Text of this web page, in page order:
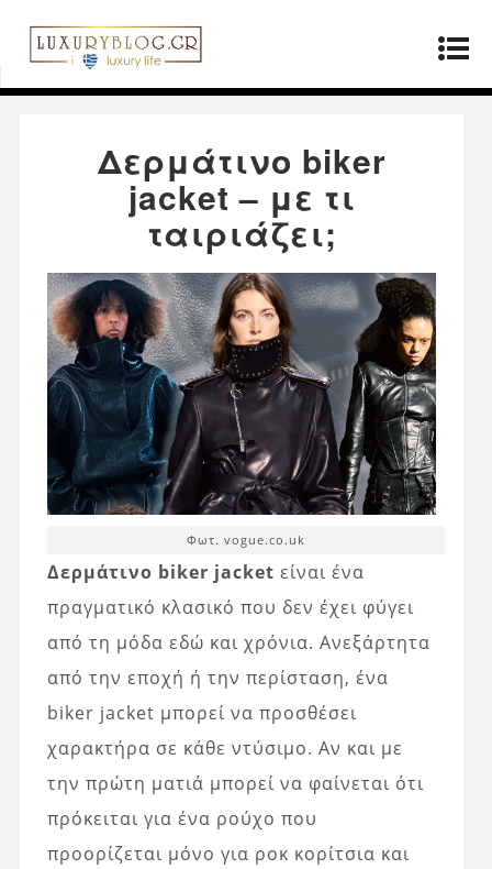
Αρχική σελίδα»Μόδα
Δερμάτινο biker jacket –
με τι ταιριάζει;
Δερμάτινο biker
jacket – με τι
ταιριάζει;
Φωτ. vogue.co.uk
Δερμάτινο biker jacket είναι ένα
πραγματικό κλασικό που δεν έχει φύγει
από τη μόδα εδώ και χρόνια. Ανεξάρτητα
από την εποχή ή την περίσταση, ένα
biker jacket μπορεί να προσθέσει
χαρακτήρα σε κάθε ντύσιμο. Αν και με
την πρώτη ματιά μπορεί να φαίνεται ότι
πρόκειται για ένα ρούχο που
προορίζεται μόνο για ροκ κορίτσια και